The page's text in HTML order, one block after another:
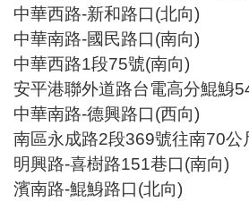
中華西路-新和路口(北向)
中華南路-國民路口(南向)
中華西路1段75號(南向)
安平港聯外道路台電高分鯤鯓
中華南路-德興路口(西向)
南區永成路2段369號往南70公
明興路-喜樹路151巷口(南向)
濱南路-鯤鯓路口(北向)